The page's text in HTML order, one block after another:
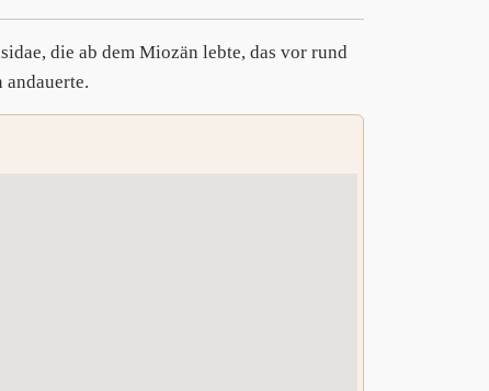
die ab dem Miozän lebte, das vor rund